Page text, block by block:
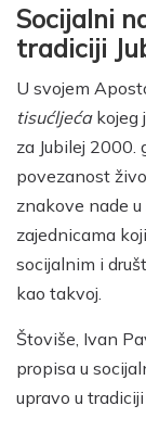
Socijalni
tradiciji
U svojem
tisućljeća kojeg
za Jubilej 2000.
povezanost
znakove nade
zajednicama
socijalnim i
kao takvoj.
Štoviše, Ivan
propisa u
upravo u tradiciji